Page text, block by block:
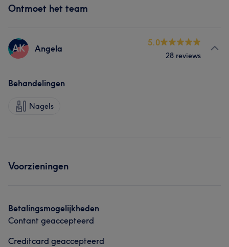
Ontmoet het team
AK Angela
5.0
28 reviews
Behandelingen
Nagels
Voorzieningen
Betalingsmogelijkheden
Contant geaccepteerd
Creditcard geaccepteerd